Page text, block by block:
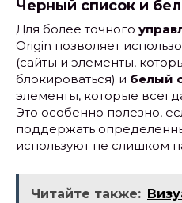
Черный список и
Для более точного
Origin позволяет
(сайты и элементы,
блокироваться) и белый
элементы, которые
Это особенно полезно,
поддержать
используют не слишком
Читайте также: